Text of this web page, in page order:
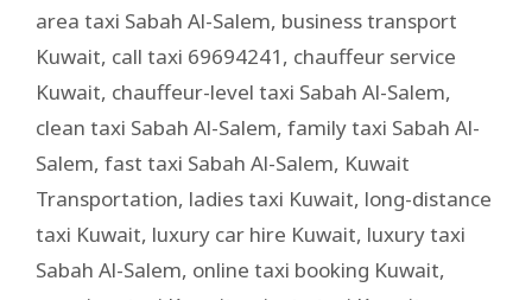
area taxi Sabah Al-Salem, business transport
Kuwait, call taxi 69694241, chauffeur service
Kuwait, chauffeur-level taxi Sabah Al-Salem,
clean taxi Sabah Al-Salem, family taxi Sabah Al-
Salem, fast taxi Sabah Al-Salem, Kuwait
Transportation, ladies taxi Kuwait, long-distance
taxi Kuwait, luxury car hire Kuwait, luxury taxi
Sabah Al-Salem, online taxi booking Kuwait,